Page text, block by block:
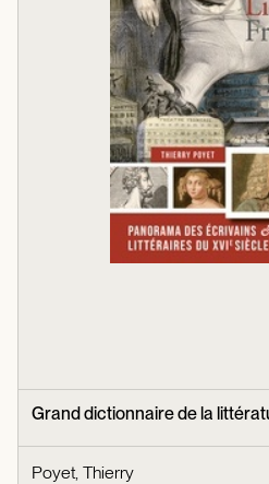
Grand dictionnaire de la
Poyet, Thierry